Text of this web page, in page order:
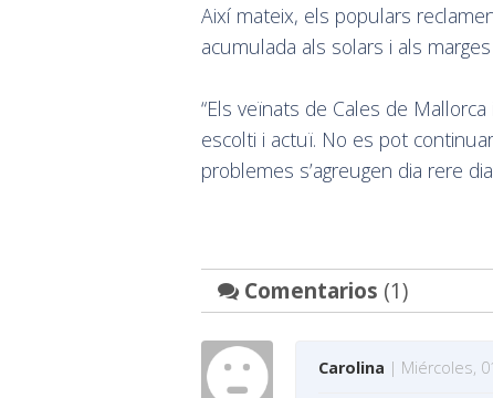
Així mateix, els populars
acumulada als solars i als
“Els veïnats de Cales de
escolti i actuï. No es pot
problemes s’agreugen dia rere
Comentarios (1)
Carolina | Miércoles,